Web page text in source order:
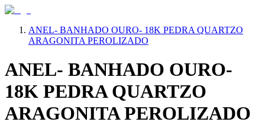
ANEL- BANHADO OURO- 18K PEDRA QUARTZO
ARAGONITA PEROLIZADO
ANEL- BANHADO OURO-
18K PEDRA QUARTZO
ARAGONITA PEROLIZADO